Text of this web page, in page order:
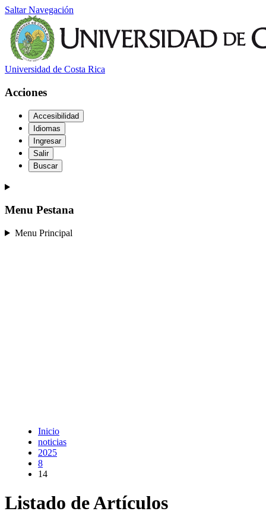
Saltar Navegación
Universidad de Costa Rica
Acciones
Accesibilidad
Idiomas
Ingresar
Salir
Buscar
Menu Pestana
Menu Principal
Inicio
noticias
2025
8
14
Listado de Artículos